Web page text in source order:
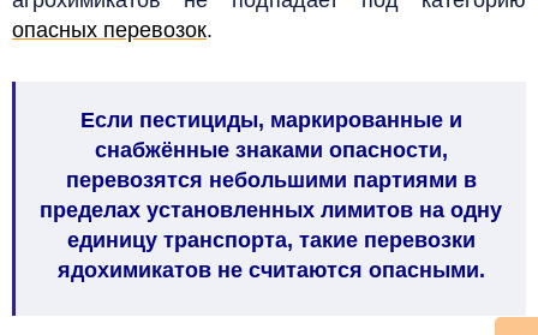
опасных перевозок.
Если пестициды, маркированные и
снабжённые знаками опасности,
перевозятся небольшими партиями в
пределах установленных лимитов на одну
единицу транспорта, такие перевозки
ядохимикатов не считаются опасными.